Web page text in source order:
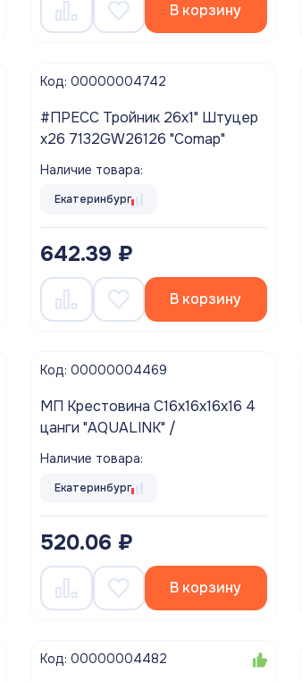
В корзину
Код: 00000004742
#ПРЕСС Тройник 26х1" Штуцер
х26 7132GW26126 "Comap"
Наличие товара:
Екатеринбург
642.39 ₽
В корзину
Код: 00000004469
МП Крестовина С16х16х16х16 4
цанги "AQUALINK" /
Наличие товара:
Екатеринбург
520.06 ₽
В корзину
Код: 00000004482